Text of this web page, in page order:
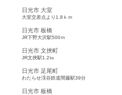
日光市 大室
大室交差点より1.8ｋｍ
日光市 板橋
JR下野大沢駅500ｍ
日光市 文挾町
JR文挾駅1.2㎞
日光市 足尾町
わたらせ渓谷鉄道間藤駅39分
日光市 板橋